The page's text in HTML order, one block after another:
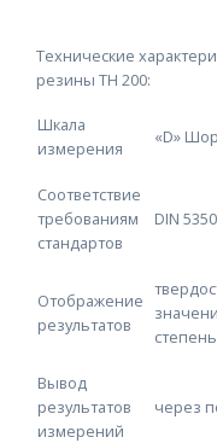
Технические
резины TH 200:
Шкала
измерения
«D»
Соответствие
требованиям
стандартов
DIN
Отображение
результатов
Вывод
результатов
измерений
через